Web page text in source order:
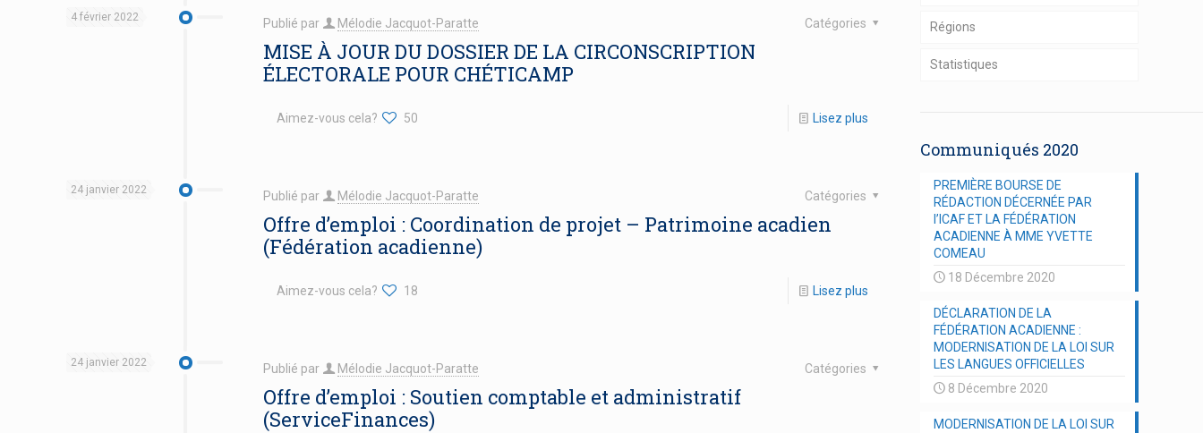
4 février 2022 Publié par Mélodie Jacquot-Paratte Catégories
MISE À JOUR DU DOSSIER DE LA CIRCONSCRIPTION
ÉLECTORALE POUR CHÉTICAMP
Aimez-vous cela? 50 Lisez plus
24 janvier 2022 Publié par Mélodie Jacquot-Paratte Catégories
Offre d’emploi : Coordination de projet – Patrimoine acadien
(Fédération acadienne)
Aimez-vous cela? 18 Lisez plus
24 janvier 2022 Publié par Mélodie Jacquot-Paratte Catégories
Offre d’emploi : Soutien comptable et administratif
(ServiceFinances)
Régions
Statistiques
Communiqués 2020
PREMIÈRE BOURSE DE
RÉDACTION DÉCERNÉE PAR
l’ICAF ET LA FÉDÉRATION
ACADIENNE À MME YVETTE
COMEAU
18 Décembre 2020
DÉCLARATION DE LA
FÉDÉRATION ACADIENNE :
MODERNISATION DE LA LOI SUR
LES LANGUES OFFICIELLES
8 Décembre 2020
MODERNISATION DE LA LOI SUR